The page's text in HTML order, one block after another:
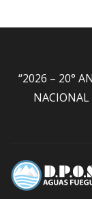
“2026 – 20°
NACIONAL